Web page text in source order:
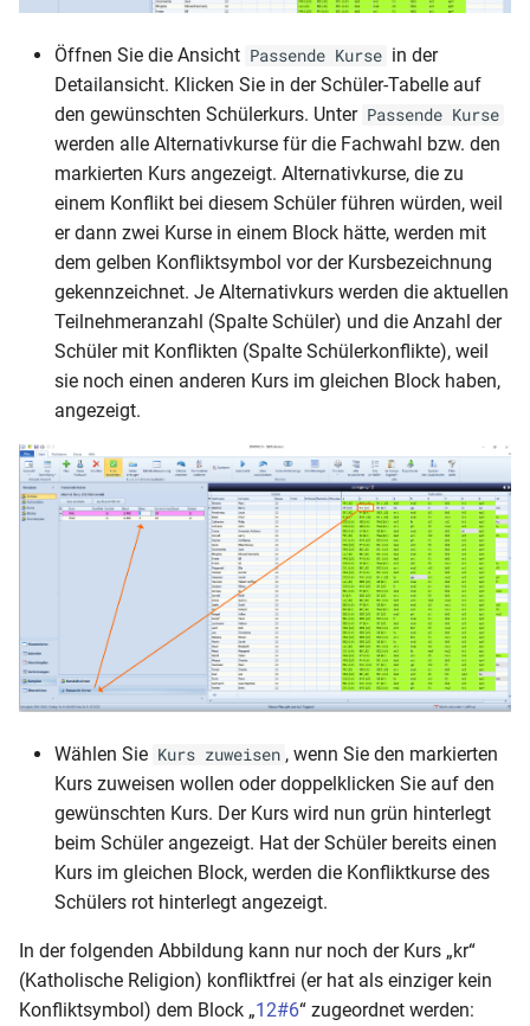
Öffnen Sie die Ansicht Passende Kurse in der
Detailansicht. Klicken Sie in der Schüler-Tabelle auf
den gewünschten Schülerkurs. Unter Passende Kurse
werden alle Alternativkurse für die Fachwahl bzw. den
markierten Kurs angezeigt. Alternativkurse, die zu
einem Konflikt bei diesem Schüler führen würden, weil
er dann zwei Kurse in einem Block hätte, werden mit
dem gelben Konfliktsymbol vor der Kursbezeichnung
gekennzeichnet. Je Alternativkurs werden die aktuellen
Teilnehmeranzahl (Spalte Schüler) und die Anzahl der
Schüler mit Konflikten (Spalte Schülerkonflikte), weil
sie noch einen anderen Kurs im gleichen Block haben,
angezeigt.
Wählen Sie Kurs zuweisen , wenn Sie den markierten
Kurs zuweisen wollen oder doppelklicken Sie auf den
gewünschten Kurs. Der Kurs wird nun grün hinterlegt
beim Schüler angezeigt. Hat der Schüler bereits einen
Kurs im gleichen Block, werden die Konfliktkurse des
Schülers rot hinterlegt angezeigt.
In der folgenden Abbildung kann nur noch der Kurs „kr“
(Katholische Religion) konfliktfrei (er hat als einziger kein
Konfliktsymbol) dem Block „12#6“ zugeordnet werden: